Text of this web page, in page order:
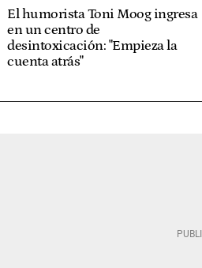
El humorista Toni Moog ingresa
en un centro de
desintoxicación: "Empieza la
cuenta atrás"